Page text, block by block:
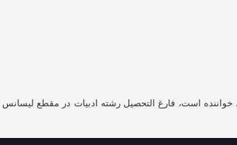
متولد ۱۳ دی ۱۳۵۳ در تهران، خواننده است، فارغ التحصیل رشته